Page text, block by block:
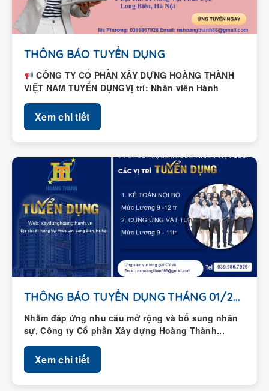
THÔNG BÁO TUYỂN DỤNG
CÔNG TY CỔ PHẦN XÂY DỰNG HOÀNG THÀNH
VIỆT NAM TUYỂN DỤNGVị trí: Nhân viên Hành
chính – Nhân...
Xem chi tiết
THÔNG BÁO TUYỂN DỤNG THÁNG 01/2026
Nhằm đáp ứng nhu cầu mở rộng và bổ sung nhân
sự, Công ty Cổ phần Xây dựng Hoàng Thành...
Xem chi tiết